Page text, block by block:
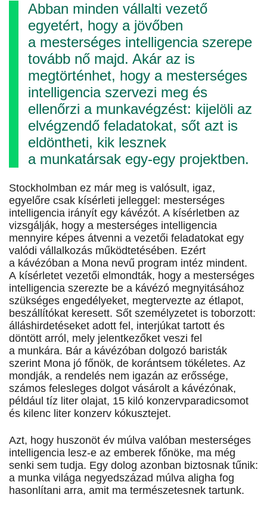
Abban minden vállalti vezető
egyetért, hogy a jövőben
a mesterséges intelligencia szerepe
tovább nő majd. Akár az is
megtörténhet, hogy a mesterséges
intelligencia szervezi meg és
ellenőrzi a munkavégzést: kijelöli az
elvégzendő feladatokat, sőt azt is
eldöntheti, kik lesznek
a munkatársak egy-egy projektben.
Stockholmban ez már meg is valósult, igaz,
egyelőre csak kísérleti jelleggel: mesterséges
intelligencia irányít egy kávézót. A kísérletben az
vizsgálják, hogy a mesterséges intelligencia
mennyire képes átvenni a vezetői feladatokat egy
valódi vállalkozás működtetésében. Ezért
a kávézóban a Mona nevű program intéz mindent.
A kísérletet vezetői elmondták, hogy a mesterséges
intelligencia szerezte be a kávézó megnyitásához
szükséges engedélyeket, megtervezte az étlapot,
beszállítókat keresett. Sőt személyzetet is toborzott:
álláshirdetéseket adott fel, interjúkat tartott és
döntött arról, mely jelentkezőket veszi fel
a munkára. Bár a kávézóban dolgozó baristák
szerint Mona jó főnök, de korántsem tökéletes. Az
mondják, a rendelés nem igazán az erőssége,
számos felesleges dolgot vásárolt a kávézónak,
például tíz liter olajat, 15 kiló konzervparadicsomot
és kilenc liter konzerv kókusztejet.
Azt, hogy huszonöt év múlva valóban mesterséges
intelligencia lesz-e az emberek főnöke, ma még
senki sem tudja. Egy dolog azonban biztosnak tűnik:
a munka világa negyedszázad múlva aligha fog
hasonlítani arra, amit ma természetesnek tartunk.